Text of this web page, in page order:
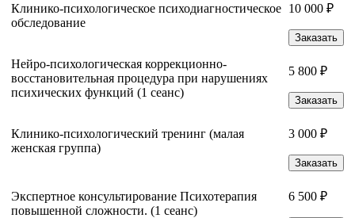
Клинико-психологическое психодиагностическое
обследование
10 000 ₽
Заказать
Нейро-психологическая коррекционно-
восстановительная процедура при нарушениях
психических функций (1 сеанс)
5 800 ₽
Заказать
Клинико-психологический тренинг (малая
женская группа)
3 000 ₽
Заказать
Экспертное консультирование Психотерапия
повышенной сложности. (1 сеанс)
6 500 ₽